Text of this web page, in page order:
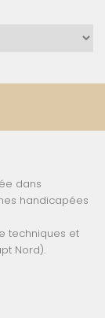
dans
handicapées
techniques et
Nord).